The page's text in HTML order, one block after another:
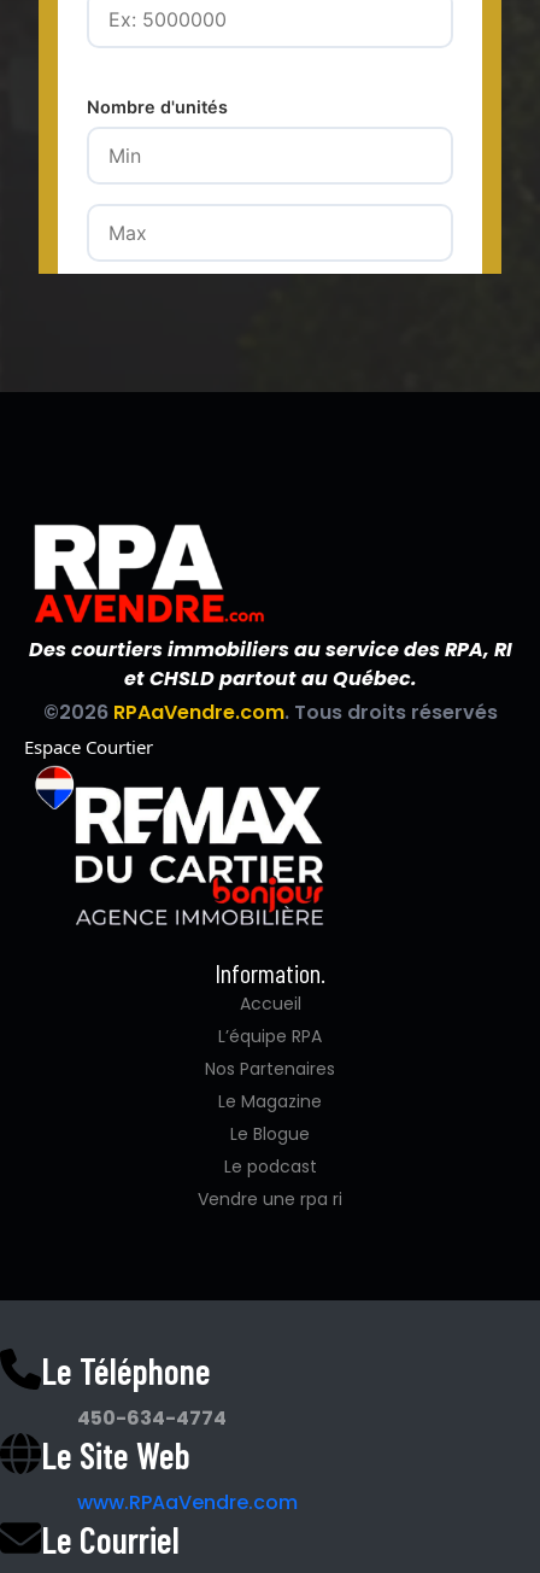
Des courtiers immobiliers au service des RPA, RI
et CHSLD partout au Québec.
©2026 RPAaVendre.com. Tous droits réservés
Espace Courtier
Information.
Accueil
L’équipe RPA
Nos Partenaires
Le Magazine
Le Blogue
Le podcast
Vendre une rpa ri
Le Téléphone
450-634-4774
Le Site Web
www.RPAaVendre.com
Le Courriel